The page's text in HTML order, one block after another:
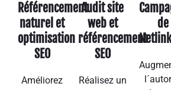
Référencement
naturel et
optimisation
SEO
Améliorez
Audit site
web et
référencement
SEO
Réalisez un
de